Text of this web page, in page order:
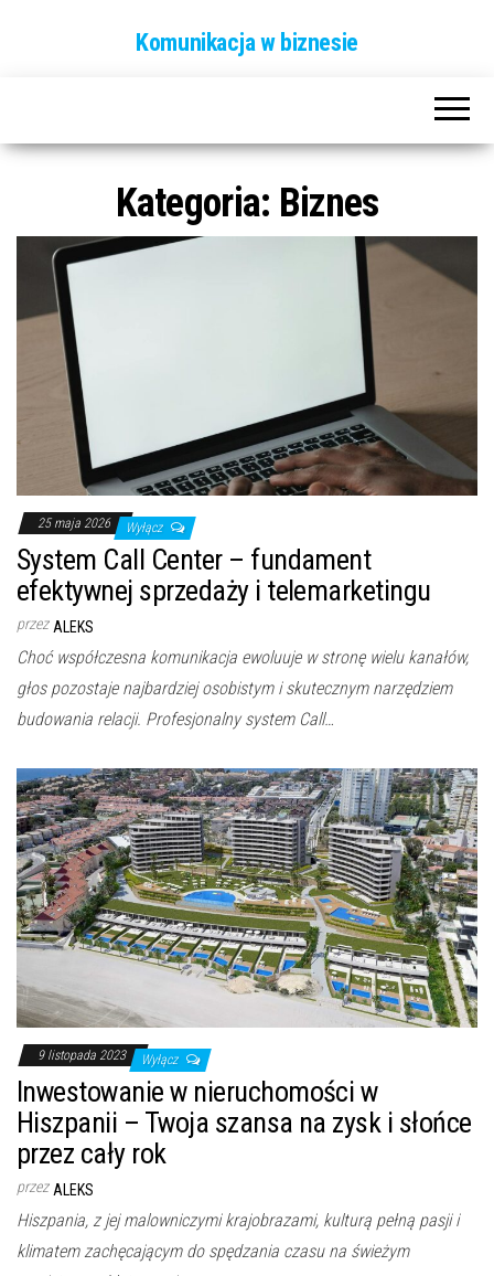
Komunikacja w biznesie
Kategoria: Biznes
25 maja 2026 Wyłącz
System Call Center – fundament
efektywnej sprzedaży i telemarketingu
przez ALEKS
Choć współczesna komunikacja ewoluuje w stronę wielu kanałów,
głos pozostaje najbardziej osobistym i skutecznym narzędziem
budowania relacji. Profesjonalny system Call…
9 listopada 2023 Wyłącz
Inwestowanie w nieruchomości w
Hiszpanii – Twoja szansa na zysk i słońce
przez cały rok
przez ALEKS
Hiszpania, z jej malowniczymi krajobrazami, kulturą pełną pasji i
klimatem zachęcającym do spędzania czasu na świeżym